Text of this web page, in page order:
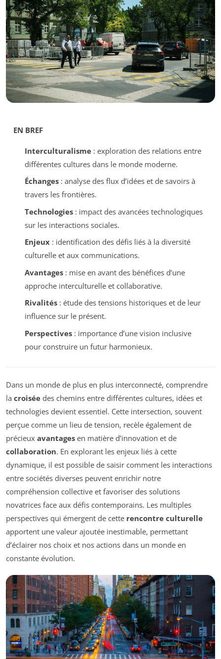
EN BREF
Interculturalisme: exploration des relations entre
différentes cultures dans le monde moderne.
Échanges: analyse des flux d’idées et de savoirs à
travers les frontières.
Technologies: impact des avancées technologiques
sur les interactions sociales.
Enjeux: identification des défis liés à la diversité
culturelle et aux communications.
Avantages: mise en avant des bénéfices d’une
approche interculturelle et collaborative.
Rivalités: étude des tensions historiques et de leur
influence sur le présent.
Perspectives: importance d’une vision inclusive
pour construire un futur harmonieux.
Dans un monde de plus en plus interconnecté, comprendre
la croisée des chemins entre différentes cultures, idées et
technologies devient essentiel. Cette intersection, souvent
perçue comme un lieu de tension, recèle également de
précieux avantages en matière d’innovation et de
collaboration. En explorant les enjeux liés à cette
dynamique, il est possible de saisir comment les interactions
entre sociétés diverses peuvent enrichir notre
compréhension collective et favoriser des solutions
novatrices face aux défis contemporains. Les multiples
perspectives qui émergent de cette rencontre culturelle
apportent une valeur ajoutée inestimable, permettant
d’éclairer nos choix et nos actions dans un monde en
constante évolution.